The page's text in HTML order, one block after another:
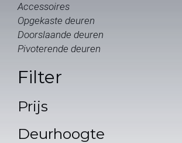
Accessoires
Opgekaste deuren
Doorslaande deuren
Pivoterende deuren
Filter
Prijs
Deurhoogte